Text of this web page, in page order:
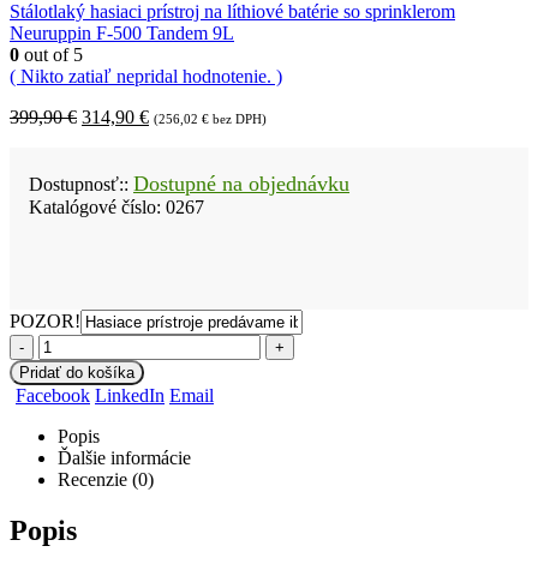
Stálotlaký hasiaci prístroj na líthiové batérie so sprinklerom
Neuruppin F-500 Tandem 9L
0 out of 5
( Nikto zatiaľ nepridal hodnotenie. )
399,90€ Pôvodná
399,90 €.
314,90 €Aktuálna
314,90 €.
(256,02 € bez DPH)
Dostupnosť:: Dostupné na objednávku
Katalógové číslo: 0267
POZOR!
-
+
Pridať do košíka
Facebook LinkedIn Email
Popis
Ďalšie informácie
Recenzie (0)
Popis